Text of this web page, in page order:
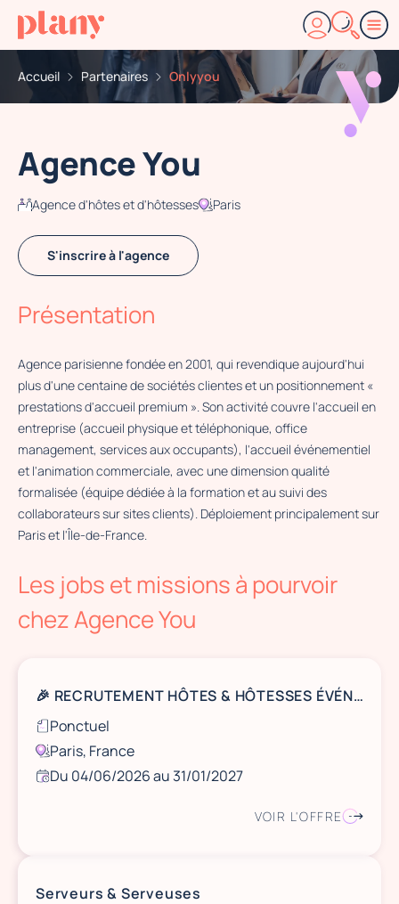
Accueil Partenaires Onlyyou
Agence You
Agence d'hôtes et d'hôtesses Paris
S'inscrire à l'agence
Présentation
Agence parisienne fondée en 2001, qui revendique aujourd'hui
plus d'une centaine de sociétés clientes et un positionnement «
prestations d'accueil premium ». Son activité couvre l'accueil en
entreprise (accueil physique et téléphonique, office
management, services aux occupants), l'accueil événementiel
et l'animation commerciale, avec une dimension qualité
formalisée (équipe dédiée à la formation et au suivi des
collaborateurs sur sites clients). Déploiement principalement sur
Paris et l'Île-de-France.
Agence You
27 Av. de l'Opéra, 75001 Paris
Les jobs et missions à pourvoir
chez Agence You
🎉 RECRUTEMENT HÔTES & HÔTESSES ÉVÉNEMENTIEL(LE)S
Ponctuel
Paris, France
Du 04/06/2026 au 31/01/2027
VOIR L'OFFRE
Serveurs & Serveuses